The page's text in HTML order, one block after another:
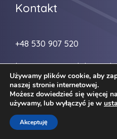
Kontakt
+48 530 907 520
biuro@zmiana-lokum.pl
Używamy plików cookie, aby
naszej stronie internetowej.
Możesz dowiedzieć się więcej
używamy, lub wyłączyć je w
Akceptuję